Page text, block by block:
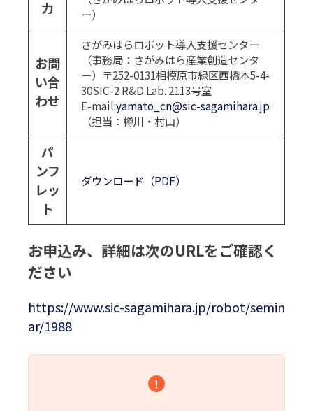
力
ー）
お問
い合
わせ
さがみはらロボット導入支援センター
（事務局：さがみはら産業創造センタ
ー）〒252-0131相模原市緑区西橋本5-4-
30SIC-2 R&D Lab. 2113号室
E-mail:yamato_cn@sic-sagamihara.jp
（担当：樽川・村山）
パ
ンフ
レッ
ト
ダウンロード（PDF）
お申込み、詳細は次のURLをご確認く
ださい
https://www.sic-sagamihara.jp/robot/semin
ar/1988